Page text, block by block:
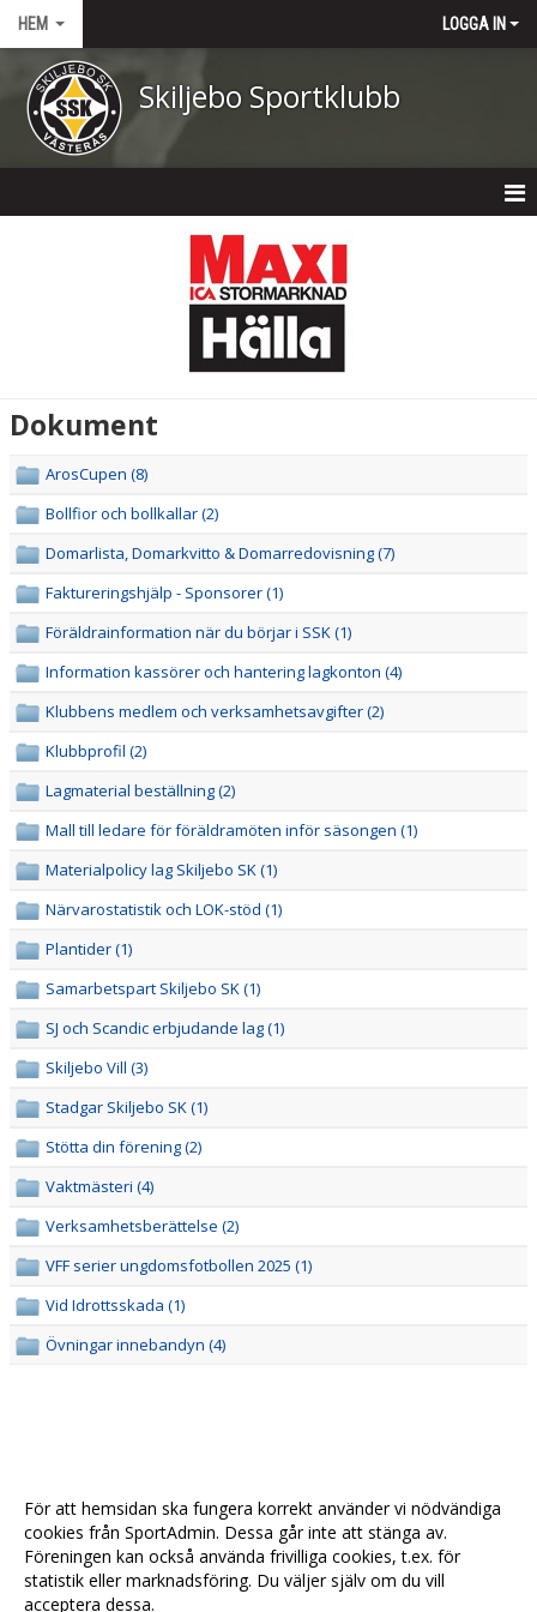
HEM LOGGA IN
Skiljebo Sportklubb
VÅRA LAG/TRÄNARE
MATCHER
BOKNING KLUBBHUSET
VÅRA AVGIFTER
VÅR HISTORIA
Dokument
ArosCupen (8)
Bollfior och bollkallar (2)
Domarlista, Domarkvitto & Domarredovisning (7)
Faktureringshjälp - Sponsorer (1)
Föräldrainformation när du börjar i SSK (1)
Information kassörer och hantering lagkonton (4)
Klubbens medlem och verksamhetsavgifter (2)
Klubbprofil (2)
Lagmaterial beställning (2)
Mall till ledare för föräldramöten inför säsongen (1)
Materialpolicy lag Skiljebo SK (1)
Närvarostatistik och LOK-stöd (1)
Plantider (1)
Samarbetspart Skiljebo SK (1)
SJ och Scandic erbjudande lag (1)
Skiljebo Vill (3)
Stadgar Skiljebo SK (1)
Stötta din förening (2)
Vaktmästeri (4)
Verksamhetsberättelse (2)
VFF serier ungdomsfotbollen 2025 (1)
Vid Idrottsskada (1)
Övningar innebandyn (4)
För att hemsidan ska fungera korrekt använder vi nödvändiga
cookies från SportAdmin. Dessa går inte att stänga av.
Föreningen kan också använda frivilliga cookies, t.ex. för
statistik eller marknadsföring. Du väljer själv om du vill
acceptera dessa.